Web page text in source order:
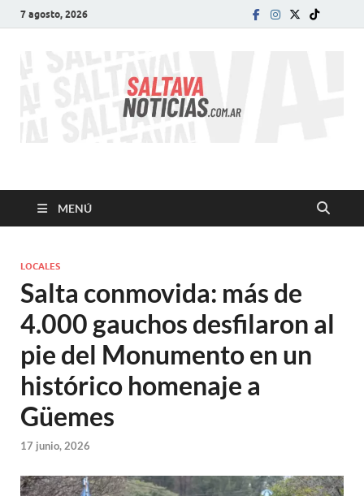
7 agosto, 2026
SALTA VA!
MENÚ
LOCALES
Salta conmovida: más de
4.000 gauchos desfilaron al
pie del Monumento en un
histórico homenaje a
Güemes
17 junio, 2026